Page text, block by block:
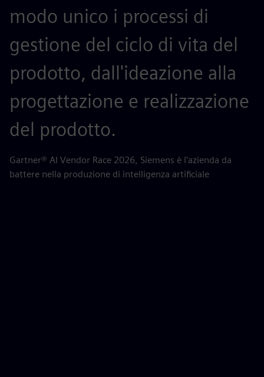
modo unico i processi di
gestione del ciclo di vita del
prodotto, dall'ideazione alla
progettazione e realizzazione
del prodotto.
Gartner® AI Vendor Race 2026, Siemens è l'azienda da
battere nella produzione di intelligenza artificiale